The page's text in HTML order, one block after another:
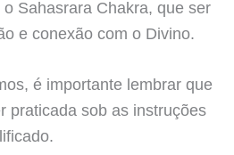
Sahasrara Chakra, que ser
e conexão com o Divino.
é importante lembrar que
praticada sob as instruções